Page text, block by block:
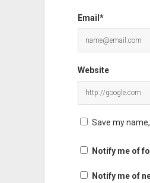
Email*
Website
Save my
Notify me of
Notify me of